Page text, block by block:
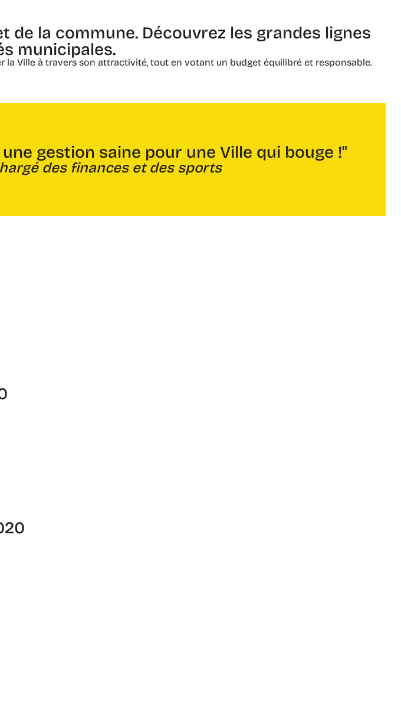
de la commune. Découvrez les grandes lignes
municipales.
Ville à travers son attractivité, tout en votant un budget équilibré et responsable.
gestion saine pour une Ville qui bouge !"
des finances et des sports